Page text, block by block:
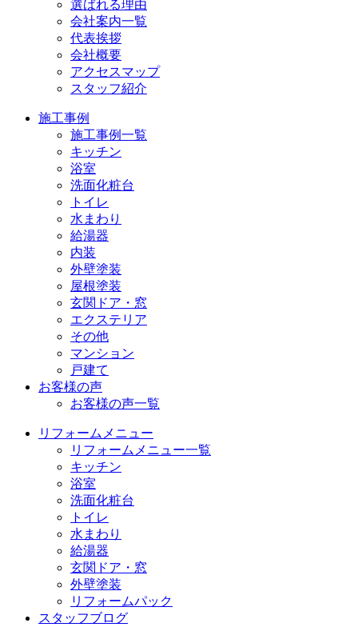
選ばれる理由
会社案内一覧
代表挨拶
会社概要
アクセスマップ
スタッフ紹介
施工事例
施工事例一覧
キッチン
浴室
洗面化粧台
トイレ
水まわり
給湯器
内装
外壁塗装
屋根塗装
玄関ドア・窓
エクステリア
その他
マンション
戸建て
お客様の声
お客様の声一覧
リフォームメニュー
リフォームメニュー一覧
キッチン
浴室
洗面化粧台
トイレ
水まわり
給湯器
玄関ドア・窓
外壁塗装
リフォームパック
スタッフブログ